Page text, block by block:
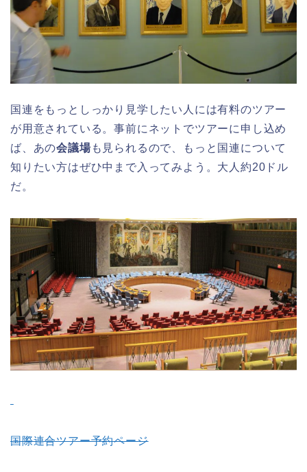
国連をもっとしっかり見学したい人には有料のツアー
が用意されている。事前にネットでツアーに申し込め
ば、あの会議場も見られるので、もっと国連について
知りたい方はぜひ中まで入ってみよう。大人約20ドル
だ。
国際連合ツアー予約ページ